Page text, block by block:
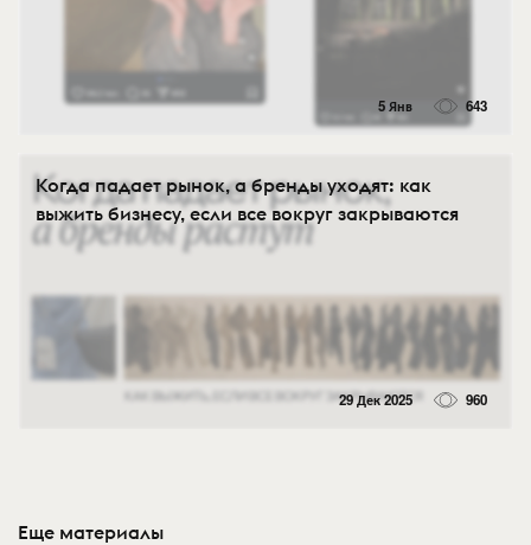
5 Янв 643
Когда падает рынок, а бренды уходят: как
выжить бизнесу, если все вокруг закрываются
29 Дек 2025 960
Еще материалы